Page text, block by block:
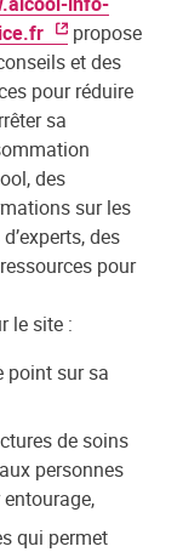
propose
et des
pour réduire
sa
des
sur les
des
pour
le site :
point sur sa
de soins
personnes
qui permet